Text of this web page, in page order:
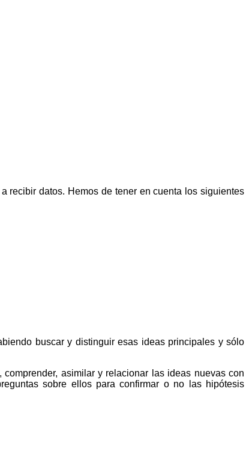
recibir datos. Hemos de tener en cuenta los siguientes
buscar y distinguir esas ideas principales y sólo
asimilar y relacionar las ideas nuevas con
sobre ellos para confirmar o no las hipótesis